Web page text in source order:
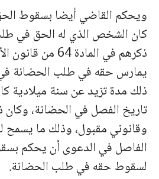
ويحكم القاضي أيضا بسقوط
كان الشخص الذي له الحق في
ذكرهم في المادة
يمارس حقه في طلب الحضانة
ذلك مدة تزيد عن سنة ميلادية
تاريخ الفصل في الحضانة،
وقانوني مقبول، وذلك ما
الفاصل في الدعوى أن يحكم
لسقوط حقه في طلب الحضانة.